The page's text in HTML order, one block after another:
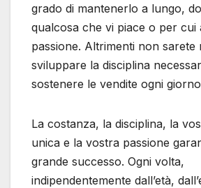
grado di mantenerlo a lungo,
qualcosa che vi piace o per cui
passione. Altrimenti non sarete
sviluppare la disciplina
sostenere le vendite ogni
La costanza, la disciplina, la
unica e la vostra passione
grande successo. Ogni volta,
indipendentemente dall’età,